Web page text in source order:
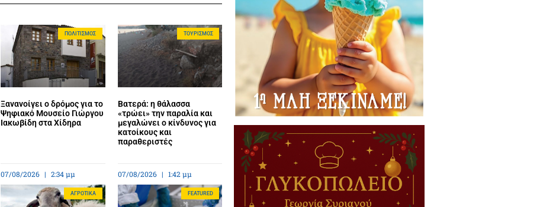
ΠΟΛΙΤΙΣΜΌΣ
Ξανανοίγει ο δρόμος για το
Ψηφιακό Μουσείο Γιώργου
Ιακωβίδη στα Χίδηρα
07/08/2026 2:34 μμ
ΤΟΥΡΙΣΜΌΣ
Βατερά: η θάλασσα
«τρώει» την παραλία και
μεγαλώνει ο κίνδυνος για
κατοίκους και
παραθεριστές
07/08/2026 1:42 μμ
ΑΓΡΟΤΙΚΆ FEATURED